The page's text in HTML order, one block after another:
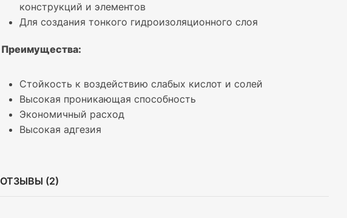
конструкций и элементов
Для создания тонкого гидроизоляционного слоя
Преимущества:
Стойкость к воздействию слабых кислот и солей
Высокая проникающая способность
Экономичный расход
Высокая адгезия
ОТЗЫВЫ (2)